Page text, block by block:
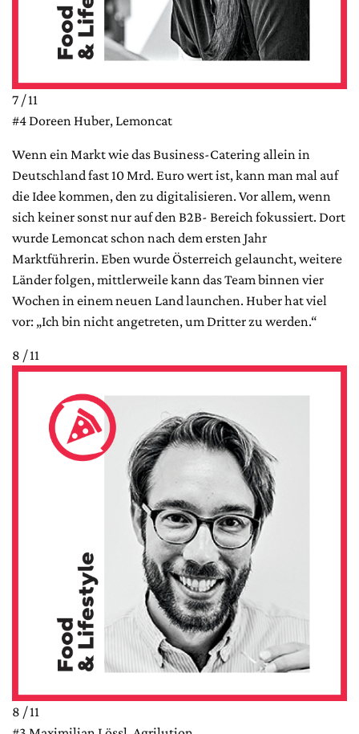
7 / 11
#4 Doreen Huber, Lemoncat
Wenn ein Markt wie das Business-Catering allein in
Deutschland fast 10 Mrd. Euro wert ist, kann man mal auf
die Idee kommen, den zu digitalisieren. Vor allem, wenn
sich keiner sonst nur auf den B2B- Bereich fokussiert. Dort
wurde Lemoncat schon nach dem ersten Jahr
Marktführerin. Eben wurde Österreich gelauncht, weitere
Länder folgen, mittlerweile kann das Team binnen vier
Wochen in einem neuen Land launchen. Huber hat viel
vor: „Ich bin nicht angetreten, um Dritter zu werden.“
8 / 11
8 / 11